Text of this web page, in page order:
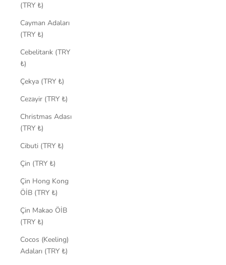
(TRY ₺)
Cayman Adaları
(TRY ₺)
Cebelitarık (TRY
₺)
Çekya (TRY ₺)
Cezayir (TRY ₺)
Christmas Adası
(TRY ₺)
Cibuti (TRY ₺)
Çin (TRY ₺)
Çin Hong Kong
ÖİB (TRY ₺)
Çin Makao ÖİB
(TRY ₺)
Cocos (Keeling)
Adaları (TRY ₺)